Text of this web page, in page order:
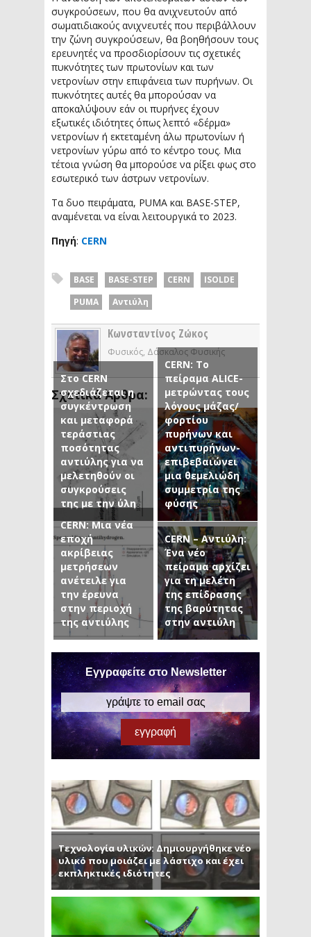
συγκρούσεων, που θα ανιχνευτούν από
σωματιδιακούς ανιχνευτές που περιβάλλουν
την ζώνη συγκρούσεων, θα βοηθήσουν τους
ερευνητές να προσδιορίσουν τις σχετικές
πυκνότητες των πρωτονίων και των
νετρονίων στην επιφάνεια των πυρήνων. Οι
πυκνότητες αυτές θα μπορούσαν να
αποκαλύψουν εάν οι πυρήνες έχουν
εξωτικές ιδιότητες όπως λεπτό «δέρμα»
νετρονίων ή εκτεταμένη άλω πρωτονίων ή
νετρονίων γύρω από το κέντρο τους. Μια
τέτοια γνώση θα μπορούσε να ρίξει φως στο
εσωτερικό των άστρων νετρονίων.
Τα δυο πειράματα, PUMA και BASE-STEP,
αναμένεται να είναι λειτουργικά το 2023.
Πηγή: CERN
BASE BASE-STEP CERN
ISOLDE
PUMA
Αντιύλη
Κωνσταντίνος Ζώκος
Φυσικός, Δάσκαλος Φυσικής
Σχετικά Άρθρα:
Στο CERN
σχεδιάζεται η
συγκέντρωση
και μεταφορά
τεράστιας
ποσότητας
αντιύλης για να
μελετηθούν οι
συγκρούσεις
της με την ύλη
CERN: Το
πείραμα ALICE-
μετρώντας τους
λόγους μάζας/
φορτίου
πυρήνων και
αντιπυρήνων-
επιβεβαιώνει
μια θεμελιώδη
συμμετρία της
φύσης
CERN: Μια νέα
εποχή
ακρίβειας
μετρήσεων
ανέτειλε για
την έρευνα
στην περιοχή
της αντιύλης
CERN – Αντιύλη:
Ένα νέο
πείραμα αρχίζει
για τη μελέτη
της επίδρασης
της βαρύτητας
στην αντιύλη
Εγγραφείτε στο Newsletter
Τεχνολογία υλικών: Δημιουργήθηκε νέο
υλικό που μοιάζει με λάστιχο και έχει
εκπληκτικές ιδιότητες